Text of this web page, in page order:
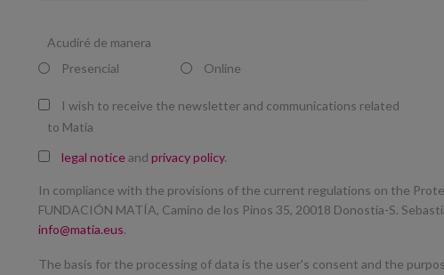
Acudiré de manera
Presencial
Online
I wish to receive the newsletter and communications related
to Matia
legal noticeand privacy policy.
In compliance with the provisions of the current regulations on the
FUNDACIÓN MATÍA, Camino de los Pinos 35, 20018 Donostia-S.
info@matia.eus.
The basis for the processing of data is the user's consent and the